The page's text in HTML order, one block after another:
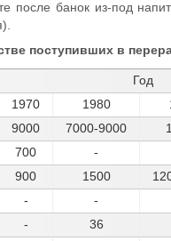
после банок из-под
поступивших в
Год
1970 1980
9000 7000-9000
700 -
900 1500
- -
- 36